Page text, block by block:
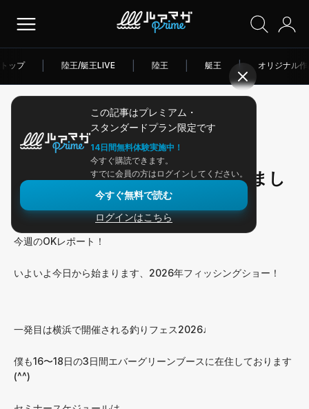
トップ 陸王/艇王LIVE 陸王 艇王 | オリジナル
この記事はプレミアム・
スタンダードプラン限定です
14日間無料体験実施中！
今すぐ購読できます。
すでに会員の方はログインしてください。
今すぐ無料で読む
ログインはこちら
アングラー連載
フィッシングショーでお会いしまし
ょう！
今週のOKレポート！
いよいよ今日から始まります、2026年フィッシングショー！
一発目は横浜で開催される釣りフェス2026♩
僕も16〜18日の3日間エバーグリーンブースに在住しております
(^^)